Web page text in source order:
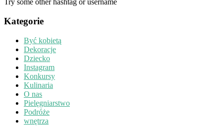
Try some other hashtag or username
Kategorie
Być kobietą
Dekoracje
Dziecko
Instagram
Konkursy
Kulinaria
O nas
Pielęgniarstwo
Podróże
wnętrza